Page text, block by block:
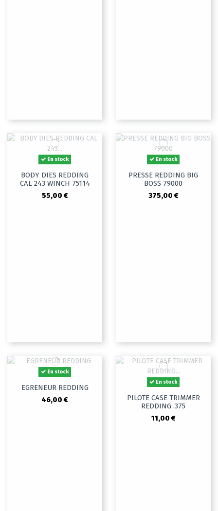
En stock
BODY DIES REDDING
CAL 243 WINCH 75114
55,00 €
En stock
PRESSE REDDING BIG
BOSS 79000
375,00 €
En stock
EGRENEUR REDDING
46,00 €
En stock
PILOTE CASE TRIMMER
REDDING .375
11,00 €